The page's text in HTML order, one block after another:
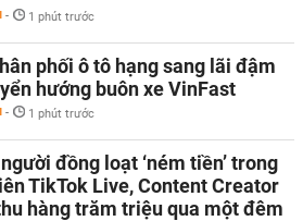
- 1 phút trước
phối ô tô hạng sang lãi đậm
hướng buôn xe VinFast
- 1 phút trước
đồng loạt ‘ném tiền’ trong
TikTok Live, Content Creator
hàng trăm triệu qua một đêm